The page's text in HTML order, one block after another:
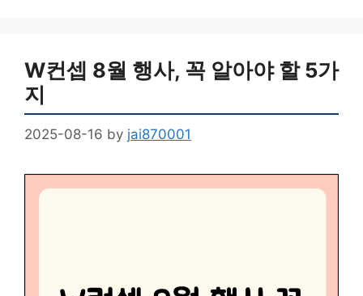
W컨셉 8월 행사, 꼭 알아야 할 5가
지
2025-08-16 by jai870001